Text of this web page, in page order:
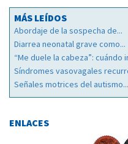
MÁS LEÍDOS
Abordaje de la sospecha de...
Diarrea neonatal grave como...
“Me duele la cabeza”: cuándo
Síndromes vasovagales
Señales motrices del autismo...
ENLACES